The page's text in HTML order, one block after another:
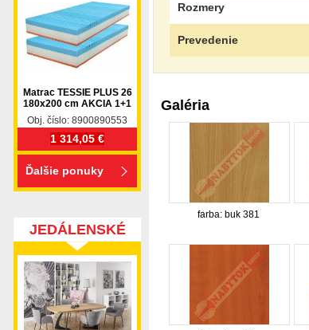
Rozmery
Prevedenie
Galéria
farba: buk 381
Matrac TESSIE PLUS 26
180x200 cm AKCIA 1+1
Obj. číslo: 8900890553
1 314,05 €
Ďalšie ponuky
JEDÁLENSKÉ
SETY